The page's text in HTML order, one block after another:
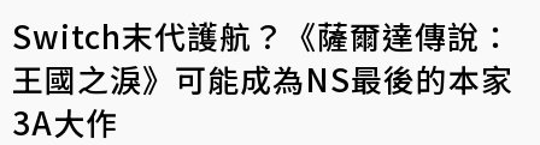
Switch末代護航？《薩爾達傳說：
王國之淚》可能成為NS最後的本家
3A大作